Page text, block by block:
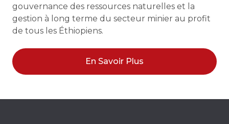
gouvernance des ressources naturelles et la
gestion à long terme du secteur minier au profit
de tous les Éthiopiens.
En Savoir Plus